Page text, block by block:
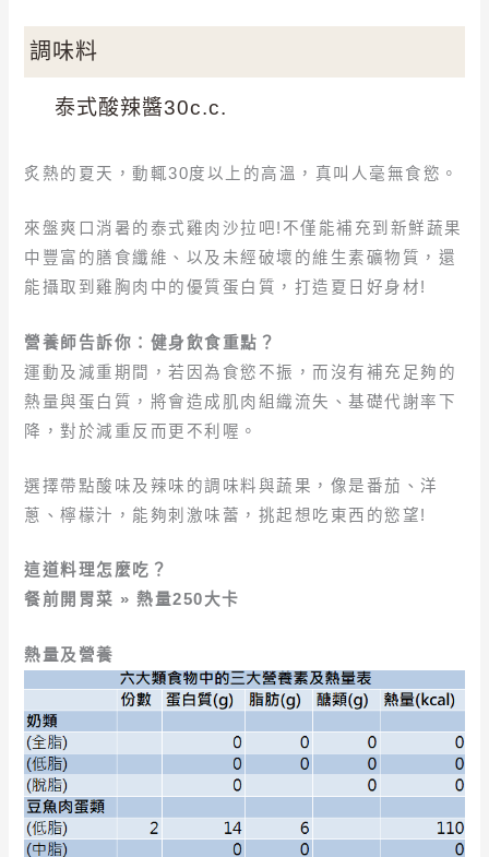
調味料
泰式酸辣醬30c.c.
炙熱的夏天，動輒30度以上的高溫，真叫人毫無食慾。
來盤爽口消暑的泰式雞肉沙拉吧!不僅能補充到新鮮蔬果
中豐富的膳食纖維、以及未經破壞的維生素礦物質，還
能攝取到雞胸肉中的優質蛋白質，打造夏日好身材!
營養師告訴你：健身飲食重點？
運動及減重期間，若因為食慾不振，而沒有補充足夠的
熱量與蛋白質，將會造成肌肉組織流失、基礎代謝率下
降，對於減重反而更不利喔。
選擇帶點酸味及辣味的調味料與蔬果，像是番茄、洋
蔥、檸檬汁，能夠刺激味蕾，挑起想吃東西的慾望!
這道料理怎麼吃？
餐前開胃菜 » 熱量250大卡
熱量及營養